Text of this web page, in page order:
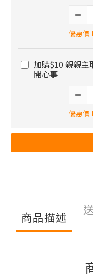
優惠價
加購$10 親親主
開心事
優惠價
商品描述